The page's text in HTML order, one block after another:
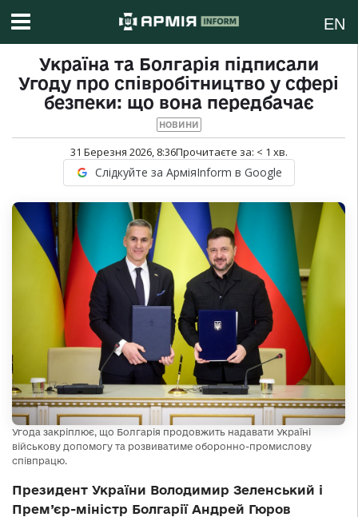
EN
Україна та Болгарія підписали
Угоду про співробітництво у сфері
безпеки: що вона передбачає
НОВИНИ
31 Березня 2026, 8:36Прочитаєте за: < 1 хв.
Слідкуйте за АрміяInform в Google
Угода закріплює, що Болгарія продовжить надавати Україні
військову допомогу та розвиватиме оборонно-промислову
співпрацю.
Президент України Володимир Зеленський і
Прем’єр-міністр Болгарії Андрей Гюров